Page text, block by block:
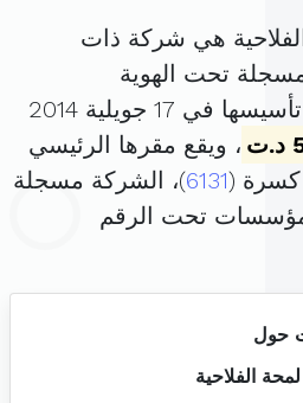
هي شركة ذات
تحت الهوية
. تم تأسيسها في 17 جويلية 2014
، ويقع مقرها الرئيسي
كسرة (6131)، الشركة مسجلة
تحت الرقم
حول
الفلاحية